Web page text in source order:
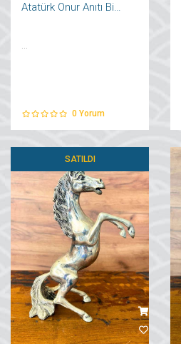
Atatürk Onur Anıtı Biblo
0 Yorum
SATILDI